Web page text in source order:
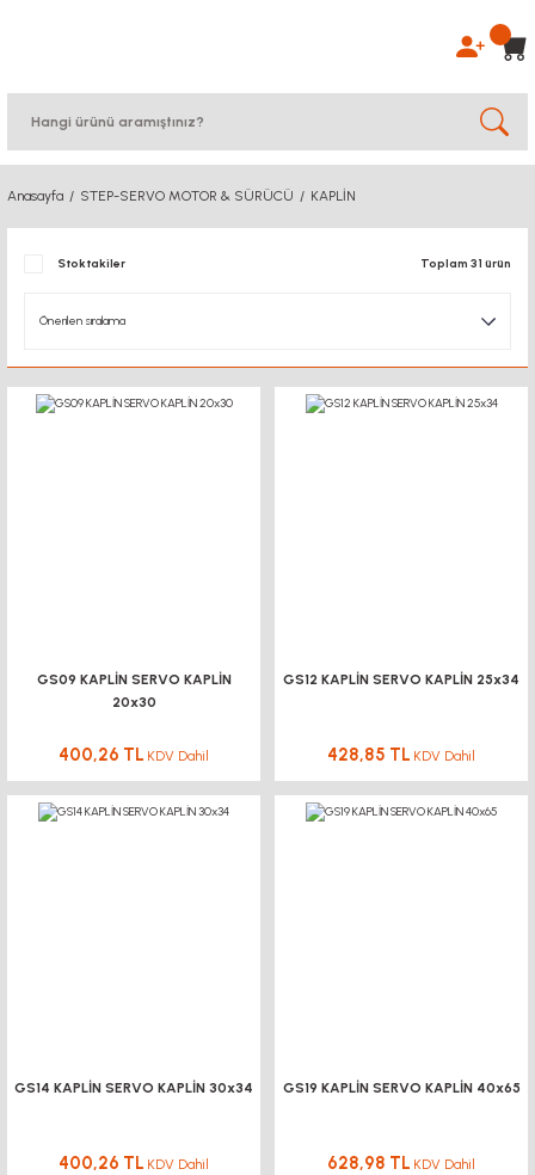
Anasayfa STEP-SERVO MOTOR & SÜRÜCÜ KAPLİN
Stoktakiler Toplam 31 ürün
GS09 KAPLİN SERVO KAPLİN
20x30
400,26 TL KDV Dahil
GS12 KAPLİN SERVO KAPLİN 25x34
428,85 TL KDV Dahil
GS14 KAPLİN SERVO KAPLİN 30x34
400,26 TL KDV Dahil
GS19 KAPLİN SERVO KAPLİN 40x65
628,98 TL KDV Dahil